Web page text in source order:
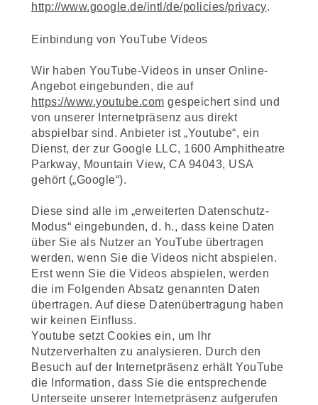
http://www.google.de/intl/de/policies/privacy.
Einbindung von YouTube Videos
Wir haben YouTube-Videos in unser Online-
Angebot eingebunden, die auf
https://www.youtube.com gespeichert sind und
von unserer Internetpräsenz aus direkt
abspielbar sind. Anbieter ist „Youtube“, ein
Dienst, der zur Google LLC, 1600 Amphitheatre
Parkway, Mountain View, CA 94043, USA
gehört („Google“).
Diese sind alle im „erweiterten Datenschutz-
Modus“ eingebunden, d. h., dass keine Daten
über Sie als Nutzer an YouTube übertragen
werden, wenn Sie die Videos nicht abspielen.
Erst wenn Sie die Videos abspielen, werden
die im Folgenden Absatz genannten Daten
übertragen. Auf diese Datenübertragung haben
wir keinen Einfluss.
Youtube setzt Cookies ein, um Ihr
Nutzerverhalten zu analysieren. Durch den
Besuch auf der Internetpräsenz erhält YouTube
die Information, dass Sie die entsprechende
Unterseite unserer Internetpräsenz aufgerufen